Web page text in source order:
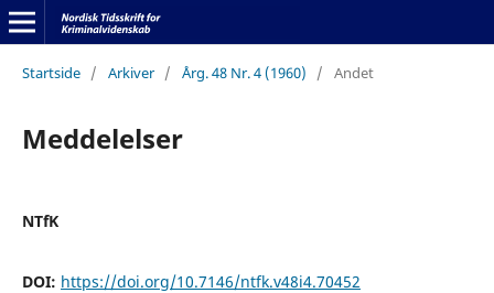
Startside / Arkiver / Årg. 48 Nr. 4 (1960) / Andet
Meddelelser
NTfK
DOI: https://doi.org/10.7146/ntfk.v48i4.70452